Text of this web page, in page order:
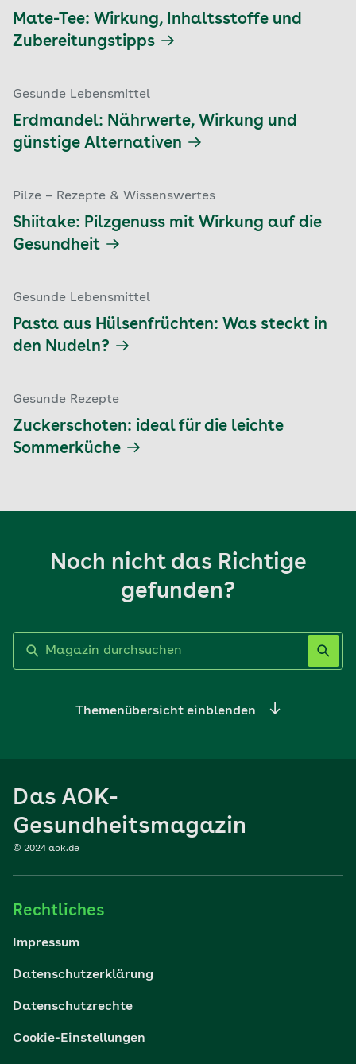
Mate-Tee: Wirkung, Inhaltsstoffe und
Zubereitungstipps
Gesunde Lebensmittel
Erdmandel: Nährwerte, Wirkung und
günstige Alternativen
Pilze – Rezepte & Wissenswertes
Shiitake: Pilzgenuss mit Wirkung auf die
Gesundheit
Gesunde Lebensmittel
Pasta aus Hülsenfrüchten: Was steckt in
den Nudeln?
Gesunde Rezepte
Zuckerschoten: ideal für die leichte
Sommerküche
Noch nicht das Richtige
gefunden?
Themenübersicht einblenden
Sport
Reisen
Wohlbefinden
Das AOK-
Gesundheitsmagazin
© 2024 aok.de
Rechtliches
Impressum
Datenschutzerklärung
Datenschutzrechte
Cookie-Einstellungen